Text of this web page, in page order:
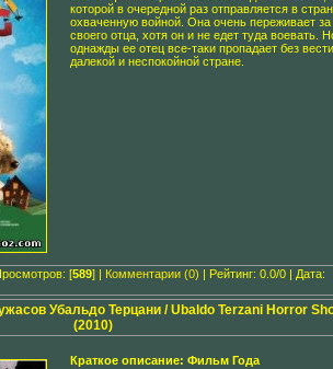
которой в очередной раз отправляется в
охваченную войной. Она очень переживает за
своего отца, хотя он и не едет туда воевать.
однажды ее отец все-таки пропадает без
далекой и неспокойной стране.
[589] | Комментарии (0) | Рейтинг: 0.0/0 | Дата:
Убальдо Терцани / Ubaldo Terzani Horror
(2010)
Краткое описание: Фильм Года